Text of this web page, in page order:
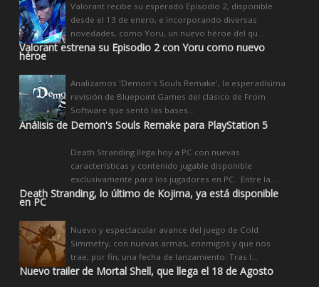
Valorant estrena su Episodio 2 con Yoru como nuevo
héroe
Valorant recibe su esperado Episodio 2, disponible
desde el 13 de enero, e incorporando diversas
novedades, como Yoru, un nuevo héroe del qu...
Análisis de Demon's Souls Remake para PlayStation 5
Analizamos 'Demon's Souls Remake', la esperadísima
revisión de Bluepoint Games del clásico de From
Software que sentó las bases...
Death Stranding, lo último de Kojima, ya está disponible
en PC
Death Stranding llega hoy a PC con nuevas
características y contenido jugable disponible
exclusivamente para los jugadores en PC. Entre la...
Nuevo trailer de Mortal Shell, que llega el 18 de Agosto
Nuevo y espectacular avance del juego de Cold
Simmetry, con nuevas armas, enemigos y que nos
trae, por fin, una fecha de lanzamiento. Tras l...